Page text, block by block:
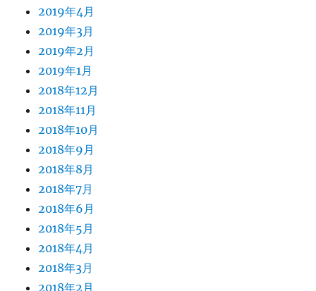
2019年4月
2019年3月
2019年2月
2019年1月
2018年12月
2018年11月
2018年10月
2018年9月
2018年8月
2018年7月
2018年6月
2018年5月
2018年4月
2018年3月
2018年2月